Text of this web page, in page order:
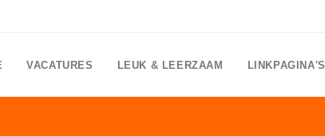
VACATURES LEUK & LEERZAAM LINKPAGINA'S